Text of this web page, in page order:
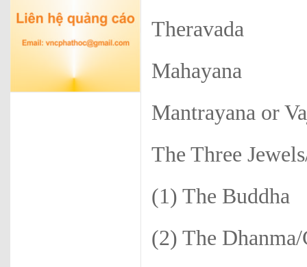
Theravada
Mahayana
Mantrayana or
The Three
(1) The Buddha
(2) The